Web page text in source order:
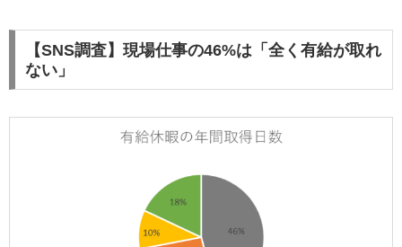
【SNS調査】現場仕事の46%は「全く有給が取れ
ない」